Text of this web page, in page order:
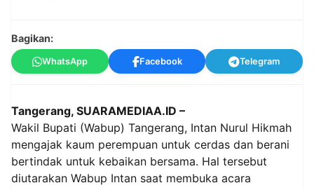
Bagikan:
WhatsApp Facebook Telegram
Tangerang, SUARAMEDIAA.ID –
Wakil Bupati (Wabup) Tangerang, Intan Nurul Hikmah
mengajak kaum perempuan untuk cerdas dan berani
bertindak untuk kebaikan bersama. Hal tersebut
diutarakan Wabup Intan saat membuka acara